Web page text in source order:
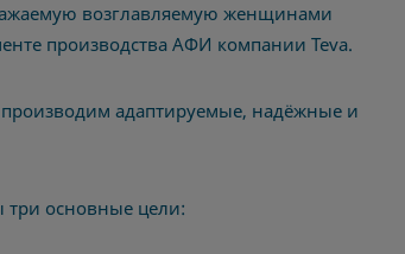
возглавляемую женщинами
производства АФИ компании Teva.
адаптируемые, надёжные и
основные цели: